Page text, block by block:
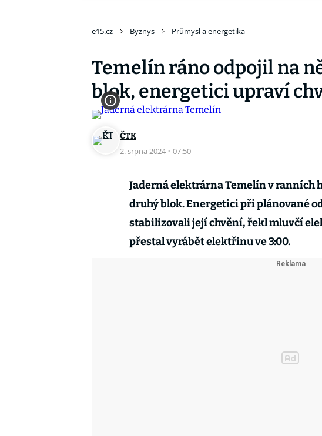
e15.cz Byznys Průmysl a energetika
Temelín ráno odpojil na
blok, energetici upraví
ČTK
2. srpna 2024 · 07:50
Jaderná elektrárna Temelín v ranních
druhý blok. Energetici při plánované
stabilizovali její chvění, řekl mluvčí
přestal vyrábět elektřinu ve 3:00.